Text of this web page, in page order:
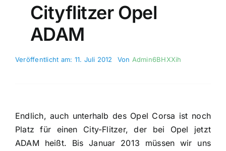
Cityflitzer Opel
ADAM
Veröffentlicht am: 11. Juli 2012 Von Admin6BHXXih
Endlich, auch unterhalb des Opel Corsa ist noch
Platz für einen City-Flitzer, der bei Opel jetzt
ADAM heißt. Bis Januar 2013 müssen wir uns